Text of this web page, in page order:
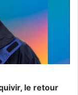
le retour